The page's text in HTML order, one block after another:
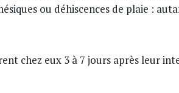
ou déhiscences de plaie :
chez eux 3 à 7 jours après leur